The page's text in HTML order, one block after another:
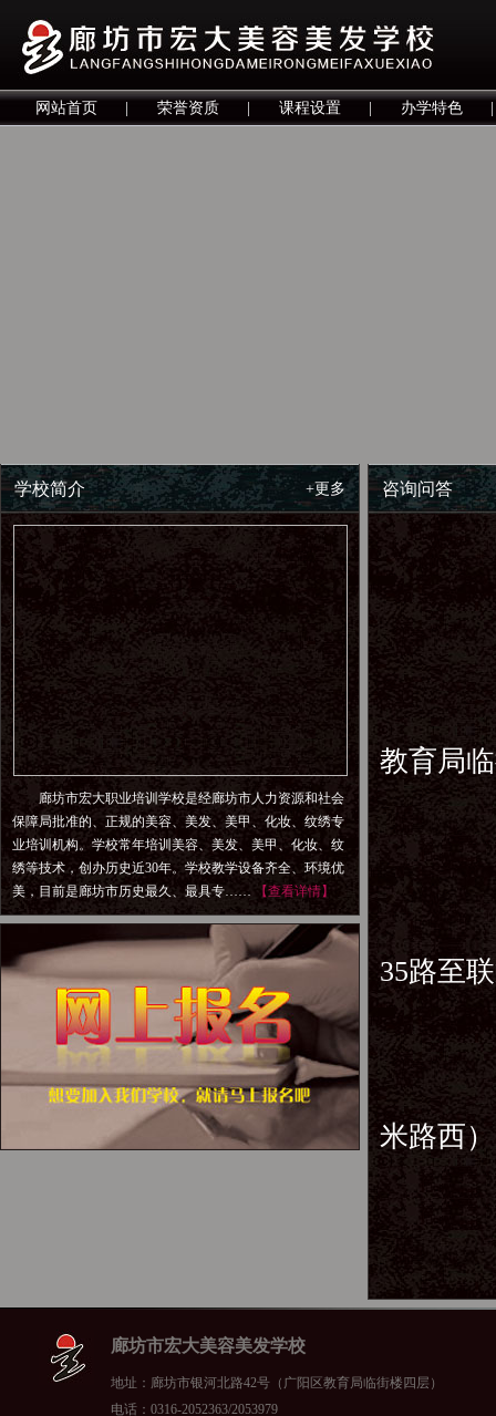
网站首页 荣誉资质 课程设置 办学特色
学校简介 +更多
廊坊市宏大职业培训学校是经廊坊市人力资源和社会
保障局批准的、正规的美容、美发、美甲、化妆、纹绣专
业培训机构。学校常年培训美容、美发、美甲、化妆、纹
绣等技术，创办历史近30年。学校教学设备齐全、环境优
美，目前是廊坊市历史最久、最具专……
【查看详情】
咨询问答
地址：
教育局
电话
35路至
2
3、廊
4、银
米路西）
廊坊市宏大美容美发学校
地址：廊坊市银河北路42号（广阳区教育局临街楼四层）
电话：0316-2052363/2053979